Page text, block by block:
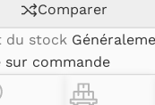
Comparer
du stock
sur commande